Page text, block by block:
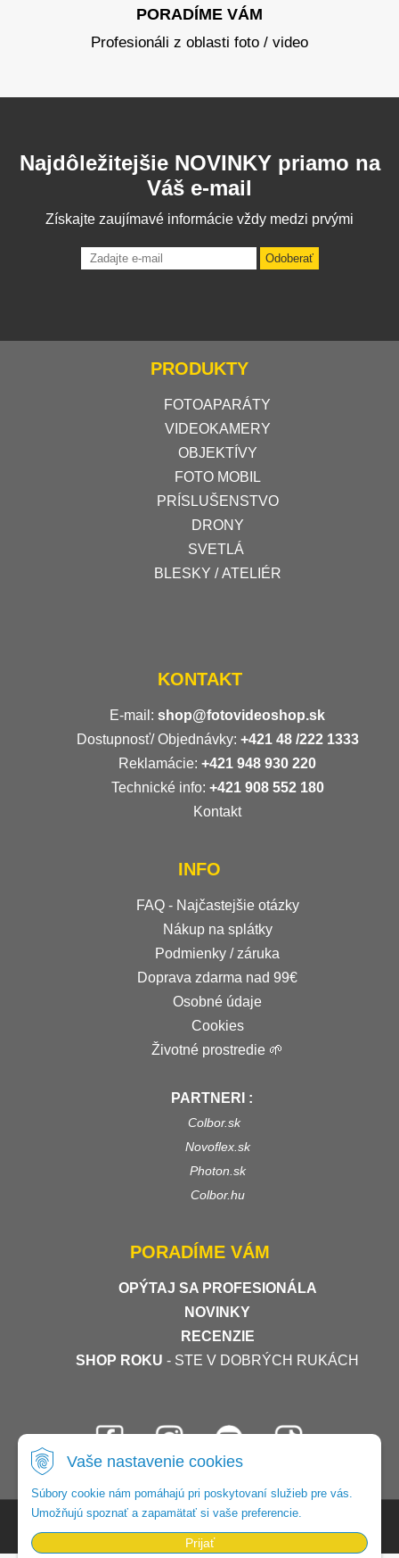
Vaše nastavenie cookies
Súbory cookie nám pomáhajú pri poskytovaní služieb pre vás.
Umožňujú spoznať a zapamätať si vaše preferencie.
Prijať
PORADÍME VÁM
Profesionáli z oblasti foto / video
Najdôležitejšie NOVINKY priamo na
Váš e-mail
Získajte zaujímavé informácie vždy medzi prvými
Odoberať
PRODUKTY
FOTOAPARÁTY
VIDEOKAMERY
OBJEKTÍVY
FOTO MOBIL
PRÍSLUŠENSTVO
DRONY
SVETLÁ
BLESKY / ATELIÉR
KONTAKT
E-mail: shop@fotovideoshop.sk
Dostupnosť/ Objednávky: +421 48 /222 1333
Reklamácie: +421 948 930 220
Technické info: +421 908 552 180
Kontakt
INFO
FAQ - Najčastejšie otázky
Nákup na splátky
Podmienky / záruka
Doprava zdarma nad 99€
Osobné údaje
Cookies
Životné prostredie 🌱
PARTNERI :
Colbor.sk
Novoflex.sk
Photon.sk
Colbor.hu
PORADÍME VÁM
OPÝTAJ SA PROFESIONÁLA
NOVINKY
RECENZIE
SHOP ROKU - STE V DOBRÝCH RUKÁCH
© 2026 Foto-video-shop •tvorba eshopu cez UNIobchod
spoločnostiWEBYGROUP